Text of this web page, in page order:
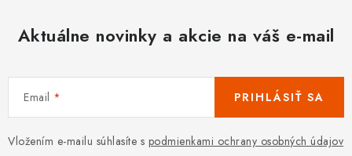
Aktuálne novinky a akcie na váš e-mail
Email
Vložením e-mailu súhlasíte s podmienkami ochrany osobných údajov
PRIHLÁSIŤ SA